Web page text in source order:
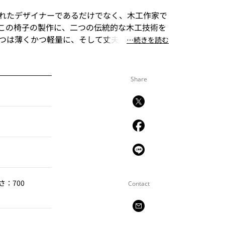
たデザイナーであるだけでなく、木工作家で
の椅子の製作に、二つの伝統的な木工技術を
は薄くかつ軽量に、そして丈夫に仕上げる成
ら驚きです。
⋯続きを読む
Share
Contact
：700